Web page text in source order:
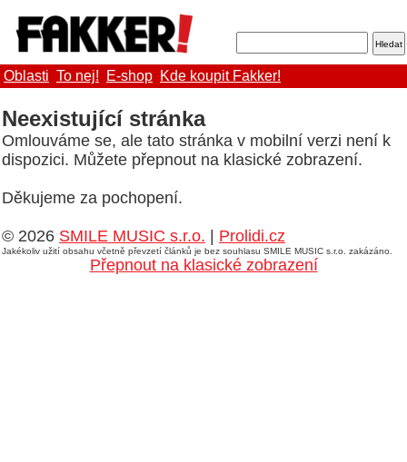
Oblasti To nej! E-shop Kde koupit Fakker!
Neexistující stránka
Omlouváme se, ale tato stránka v mobilní verzi není k
dispozici. Můžete přepnout na klasické zobrazení.
Děkujeme za pochopení.
© 2026 SMILE MUSIC s.r.o. Prolidi.cz
Jakékoliv užití obsahu včetně převzetí článků je bez souhlasu SMILE MUSIC s.r.o. zakázáno.
Přepnout na klasické zobrazení